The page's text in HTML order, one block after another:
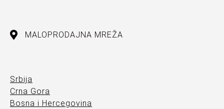
MALOPRODAJNA MREŽA
Srbija
Crna Gora
Bosna i Hercegovina